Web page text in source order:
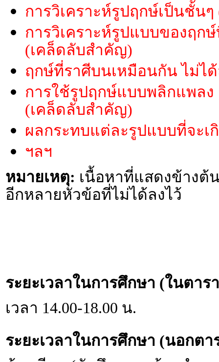
การวิเคราะห์รูปฤกษ์เป็นชั้น
การวิเคราะห์รูปแบบของฤ
(เคล็ดลับสำคัญ)
ฤกษ์ที่ราศีบนเหมือนกัน ไม่ไ
การใช้รูปฤกษ์แบบพลิกแพล
(เคล็ดลับสำคัญ)
ผลกระทบแต่ละรูปแบบที่จะ
ฯลฯ
หมายเหตุ: เนื้อหาที่แสดงข้างต้
อีกหลายหัวข้อที่ไม่ได้ลงไว้
ระยะเวลาในการศึกษา (ในตาร
เวลา 14.00-18.00 น.
ระยะเวลาในการศึกษา (นอกตา